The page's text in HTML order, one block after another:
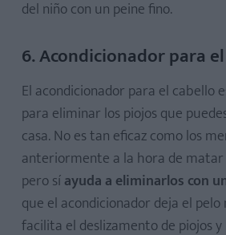
del niño con un peine fino.
6. Acondicionador para
El acondicionador para el cabello
para eliminar los piojos que
casa. No es tan eficaz como los
anteriormente a la hora de
pero síayuda a eliminarlos con
que el acondicionador deja el
facilita el deslizamento de piojos y